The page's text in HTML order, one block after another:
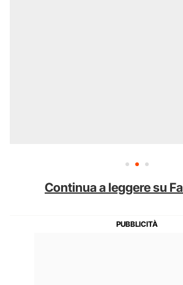
Continua a leggere su